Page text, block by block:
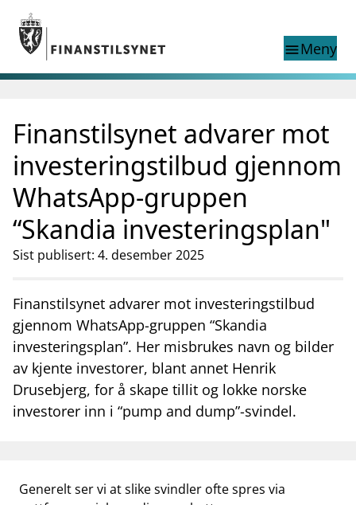
Gå til hovedinnhold
Gå til søkesiden
menuMeny
nettstedet
language
English
exist in English
English home page
Tilsyn
Aktuelt
Finanstilsynets registre
Tema
businessOm Finanstilsynet
mail_outlineKontakt oss
work_outline Jobb hos oss
dashboardInformasjon for investorer
Finanstilsynet advarer mot
investeringstilbud gjennom
WhatsApp-gruppen
“Skandia investeringsplan"
Sist publisert: 4. desember 2025
Finanstilsynet advarer mot investeringstilbud
gjennom WhatsApp-gruppen “Skandia
investeringsplan”. Her misbrukes navn og bilder
av kjente investorer, blant annet Henrik
Drusebjerg, for å skape tillit og lokke norske
investorer inn i “pump and dump”-svindel.
Generelt ser vi at slike svindler ofte spres via